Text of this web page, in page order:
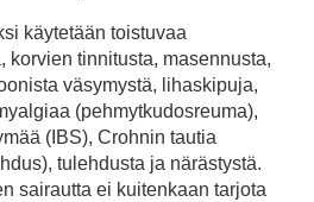
käytetään toistuvaa
korvien tinnitusta, masennusta,
väsymystä, lihaskipuja,
(pehmytkudosreuma),
(IBS), Crohnin tautia
tulehdusta ja närästystä.
sairautta ei kuitenkaan tarjota